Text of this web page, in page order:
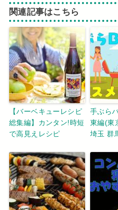
関連記事はこちら
【バーベキューレシピ
総集編】カンタン!時短
で高見えレシピ
手ぶら
東編(東
埼玉 群